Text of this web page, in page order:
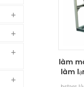
làm
làm